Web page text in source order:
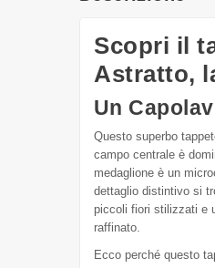
Scopri il
Astratto,
Un
Questo superbo
campo centrale è
medaglione è un
dettaglio distintivo si
piccoli fiori stilizzati e
raffinato.
Ecco perché questo